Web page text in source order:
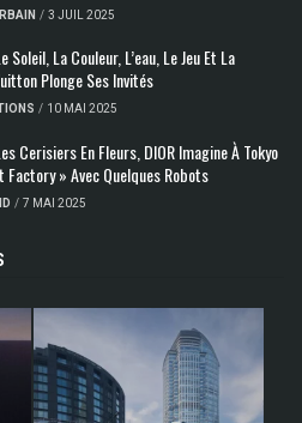
/ 3 JUIL 2025
Soleil, La Couleur, L’eau, Le Jeu Et La
Plonge Ses Invités
/ 10 MAI 2025
Cerisiers En Fleurs, DIOR Imagine À Tokyo
» Avec Quelques Robots
/ 7 MAI 2025